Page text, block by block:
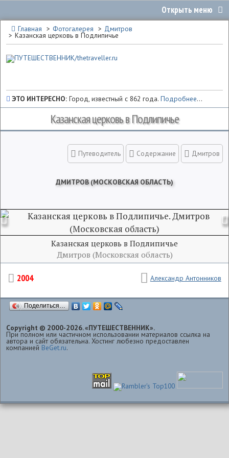
Главная Фотогалерея Дмитров
Казанская церковь в Подлипичье
ЭТО ИНТЕРЕСНО: Город, известный с 862 года.Подробнее...
Казанская церковь в Подлипичье
Путеводитель Содержание Дмитров
ДМИТРОВ (МОСКОВСКАЯ ОБЛАСТЬ)
Казанская церковь в Подлипичье
Дмитров (Московская область)
2004 Александр Антонников
Поделиться…
Copyright © 2000-2026. «ПУТЕШЕСТВЕННИК».
При полном или частичном использовании материалов ссылка на
автора и сайт обязательна. Хостинг любезно предоставлен
компанией BeGet.ru.